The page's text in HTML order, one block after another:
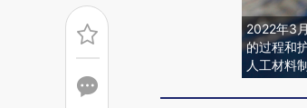
2022年3
的过程和
人工材料